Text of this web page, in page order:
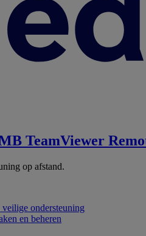
TeamViewer
op afstand.
ondersteuning
en beheren